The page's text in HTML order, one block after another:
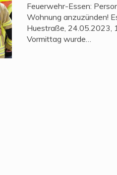
Feuerwehr-Essen:
Wohnung anzuzünden!
Huestraße, 24.05.2023,
Vormittag wurde…